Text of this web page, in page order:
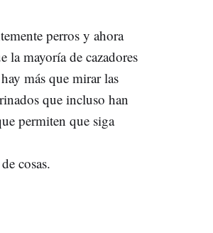
perros y ahora
la mayoría de cazadores
más que mirar las
que incluso han
permiten que siga
cosas.